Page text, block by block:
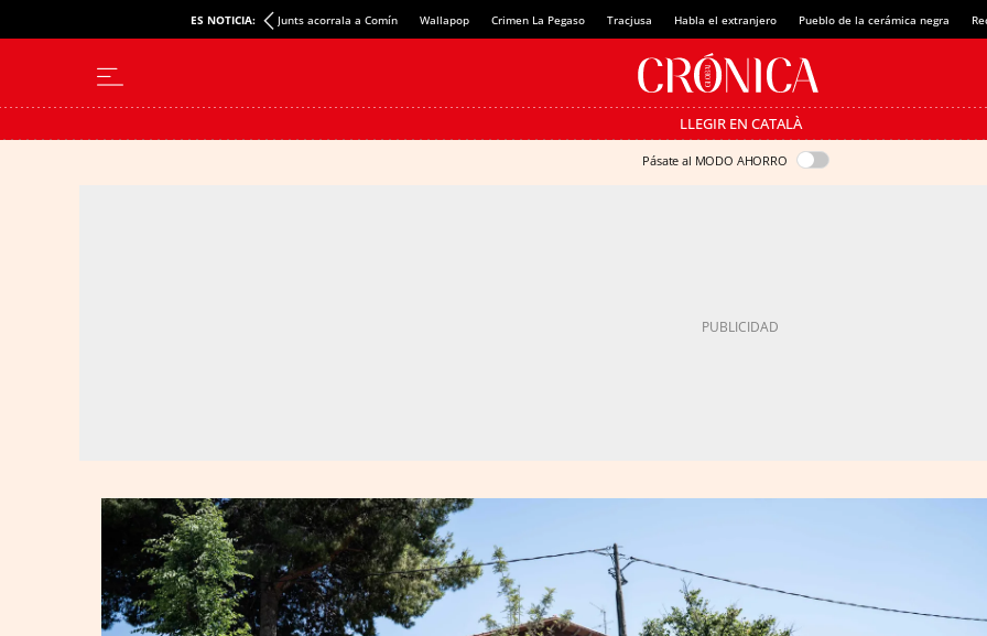
ES NOTICIA: Junts acorrala a Comín Wallapop Crimen La Pegaso Tracjusa Habla el extranjero Pueblo de la cerámica negra
LLEGIR EN CATALÀ
Pásate al MODO AHORRO